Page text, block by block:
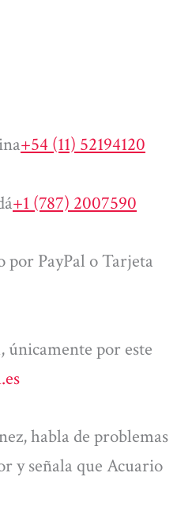
+54 (11) 52194120
+1 (787) 2007590
por PayPal o Tarjeta
únicamente por este
habla de problemas
y señala que Acuario